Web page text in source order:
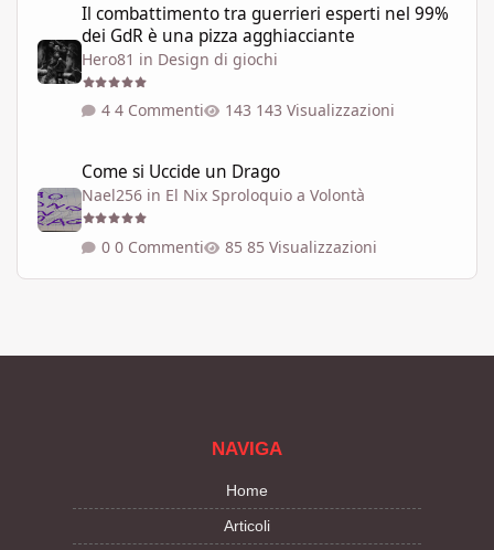
Il combattimento tra guerrieri esperti nel 99%
dei GdR è una pizza agghiacciante
Hero81 in Design di giochi
4 Commenti 143 Visualizzazioni
Come si Uccide un Drago
Nael256 in El Nix Sproloquio a Volontà
0 Commenti 85 Visualizzazioni
NAVIGA
Home
Articoli